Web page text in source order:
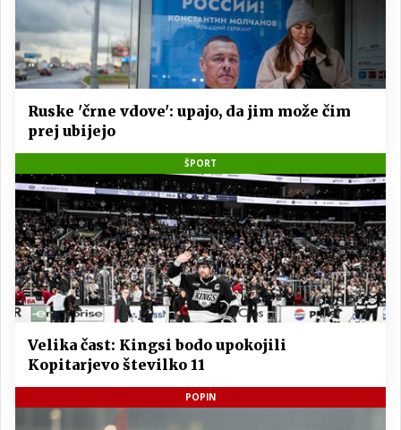
Ruske 'črne vdove': upajo, da jim može čim
prej ubijejo
ŠPORT
Velika čast: Kingsi bodo upokojili
Kopitarjevo številko 11
POPIN